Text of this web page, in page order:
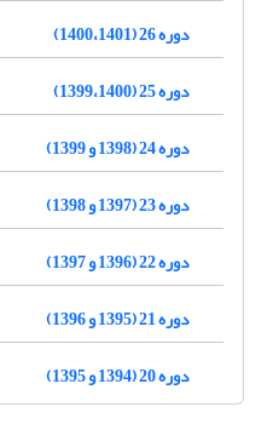
دوره 26 (1400،1401)
دوره 25 (1399،1400)
دوره 24 (1398 و 1399)
دوره 23 (1397 و 1398)
دوره 22 (1396 و 1397)
دوره 21 (1395 و 1396)
دوره 20 (1394 و 1395)